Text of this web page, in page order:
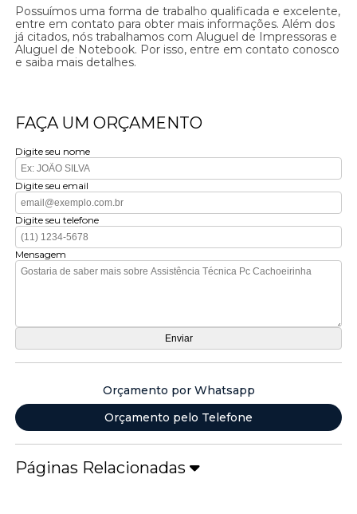
Possuímos uma forma de trabalho qualificada e excelente,
entre em contato para obter mais informações. Além dos
já citados, nós trabalhamos com Aluguel de Impressoras e
Aluguel de Notebook. Por isso, entre em contato conosco
e saiba mais detalhes.
FAÇA UM ORÇAMENTO
Digite seu nome
Digite seu email
Digite seu telefone
Mensagem
Orçamento por Whatsapp
Orçamento pelo Telefone
Páginas Relacionadas